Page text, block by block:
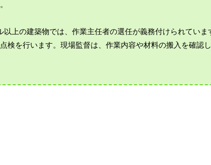
上の建築物では、作業主任者の選任が義務付けられていま
検を行います。現場監督は、作業内容や材料の搬入を確認